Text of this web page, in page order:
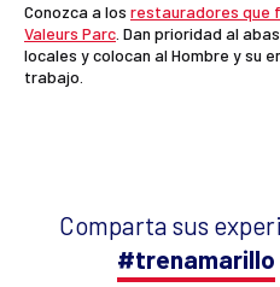
Conozca a los restauradores que
Valeurs Parc . Dan prioridad al
locales y colocan al Hombre y su
trabajo.
Comparta sus
#trenamarillo